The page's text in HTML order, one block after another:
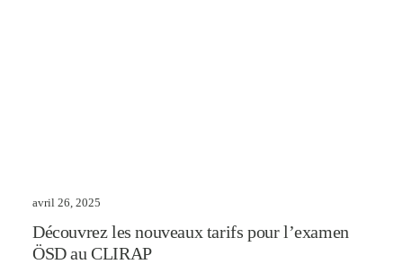
avril 26, 2025
Découvrez les nouveaux tarifs pour l’examen
ÖSD au CLIRAP